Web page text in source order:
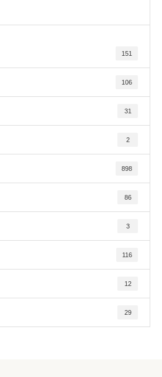
151
106
31
2
898
86
3
116
12
29